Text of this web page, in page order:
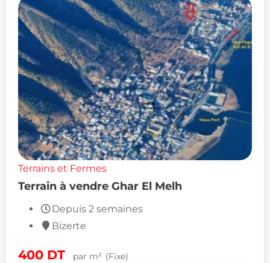
Terrains et Fermes
Terrain à vendre Ghar El Melh
Depuis 2 semaines
Bizerte
400 DT par m² (Fixe)